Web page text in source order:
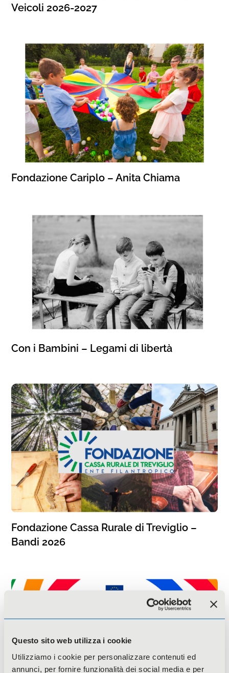
Questo sito web utilizza i cookie
Utilizziamo i cookie per personalizzare contenuti ed
annunci, per fornire funzionalità dei social media e per
Veicoli 2026-2027
Fondazione Cariplo – Anita Chiama
Con i Bambini – Legami di libertà
Fondazione Cassa Rurale di Treviglio –
Bandi 2026